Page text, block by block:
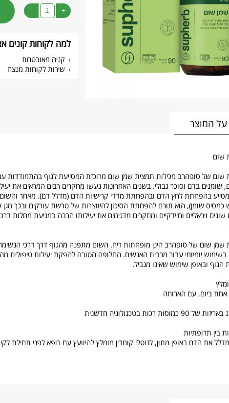
+
-
למה לקוחות קונים
קניה מאובטחת
שירות לקוחות מנצח
על המוצר
שום
שום של סופהרב מכילות תמצית שמן שום מרוכזת המסייעת לגוף בהתמודדות
שומנים בדם וסוכר גבולי. בשנים האחרונות נעשו מחקרים רבים המראים את
בהפחתת לחץ הדם ובהפחתת מדדי קרישיות הדם (מדלל דם). מאחר והשום
שומן), הוא תורם להפחתת הסיכון להיווצרות של טרשת עורקים ובכך
שונים ויראליים וחיידקיים ומחקרים מדגימים את יעילותו הרבה במניעת מחלות
שמן שום של סופהרב הינן מופחתות ריח. השום מתפנה מהגוף דרך דרכי הנשימה
יומיומי עבור מרבית האנשים. החלופה הטובה להפקת יעילות טיפולית
הגוף ובאופן שימוש שאינו מגביל.
ביום, עם הארוחה
כמוסות רכות בטכנולוגיה חדשנית
בין תרופתיות
את הדם באופן מתון, לנוטלי קומדין מומלץ להיוועץ עם רופא לפני תחילת